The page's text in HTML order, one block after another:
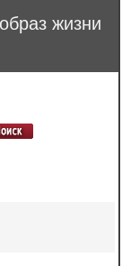
жизни